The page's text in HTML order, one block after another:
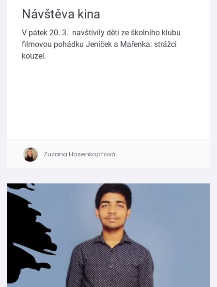
Návštěva kina
V pátek 20. 3. navštívily děti ze školního klubu
filmovou pohádku Jeníček a Mařenka: strážci
kouzel.
Zuzana Hasenkopfová